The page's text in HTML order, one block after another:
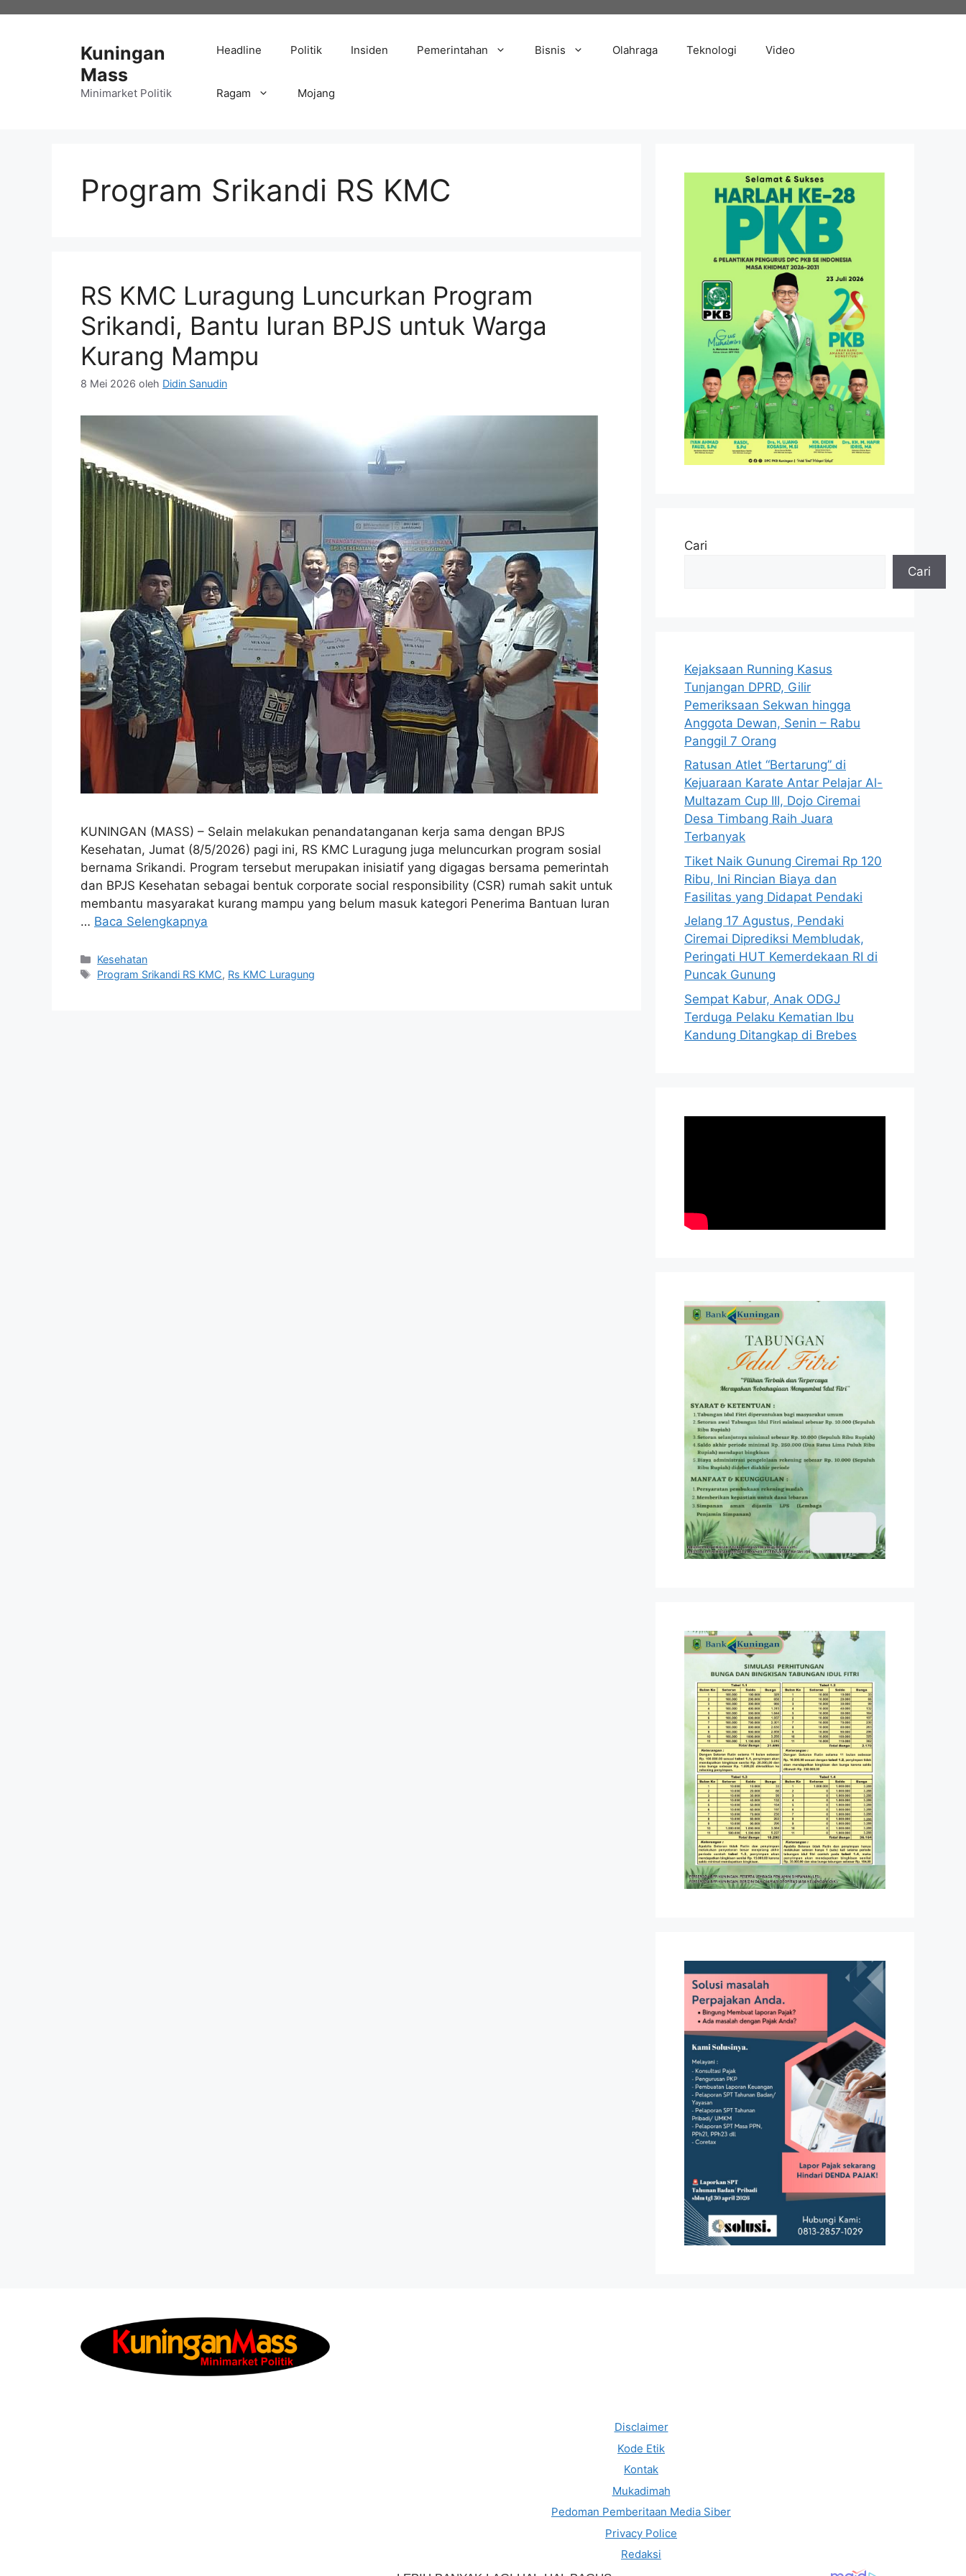
Kuningan
Mass
Minimarket Politik
Headline Politik Insiden Pemerintahan Bisnis Olahraga Teknologi Video
Ragam Mojang
Program Srikandi RS KMC
RS KMC Luragung Luncurkan Program
Srikandi, Bantu Iuran BPJS untuk Warga
Kurang Mampu
8 Mei 2026 oleh Didin Sanudin
KUNINGAN (MASS) – Selain melakukan penandatanganan kerja sama dengan BPJS
Kesehatan, Jumat (8/5/2026) pagi ini, RS KMC Luragung juga meluncurkan program sosial
bernama Srikandi. Program tersebut merupakan inisiatif yang digagas bersama pemerintah
dan BPJS Kesehatan sebagai bentuk corporate social responsibility (CSR) rumah sakit untuk
membantu masyarakat kurang mampu yang belum masuk kategori Penerima Bantuan Iuran
… Baca Selengkapnya
Kategori
Kesehatan
Tag
Program Srikandi RS KMC, Rs KMC Luragung
Cari
Cari
Kejaksaan Running Kasus
Tunjangan DPRD, Gilir
Pemeriksaan Sekwan hingga
Anggota Dewan, Senin – Rabu
Panggil 7 Orang
Ratusan Atlet “Bertarung” di
Kejuaraan Karate Antar Pelajar Al-
Multazam Cup III, Dojo Ciremai
Desa Timbang Raih Juara
Terbanyak
Tiket Naik Gunung Ciremai Rp 120
Ribu, Ini Rincian Biaya dan
Fasilitas yang Didapat Pendaki
Jelang 17 Agustus, Pendaki
Ciremai Diprediksi Membludak,
Peringati HUT Kemerdekaan RI di
Puncak Gunung
Sempat Kabur, Anak ODGJ
Terduga Pelaku Kematian Ibu
Kandung Ditangkap di Brebes
Disclaimer
Kode Etik
Kontak
Mukadimah
Pedoman Pemberitaan Media Siber
Privacy Police
Redaksi